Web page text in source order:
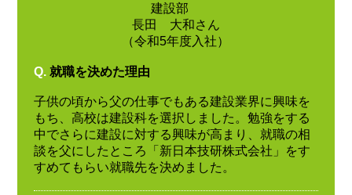
建設部
長田 大和さん
（令和5年度入社）
Q. 就職を決めた理由
子供の頃から父の仕事でもある建設業界に興味を
もち、高校は建設科を選択しました。勉強をする
中でさらに建設に対する興味が高まり、就職の相
談を父にしたところ「新日本技研株式会社」をす
すめてもらい就職先を決めました。